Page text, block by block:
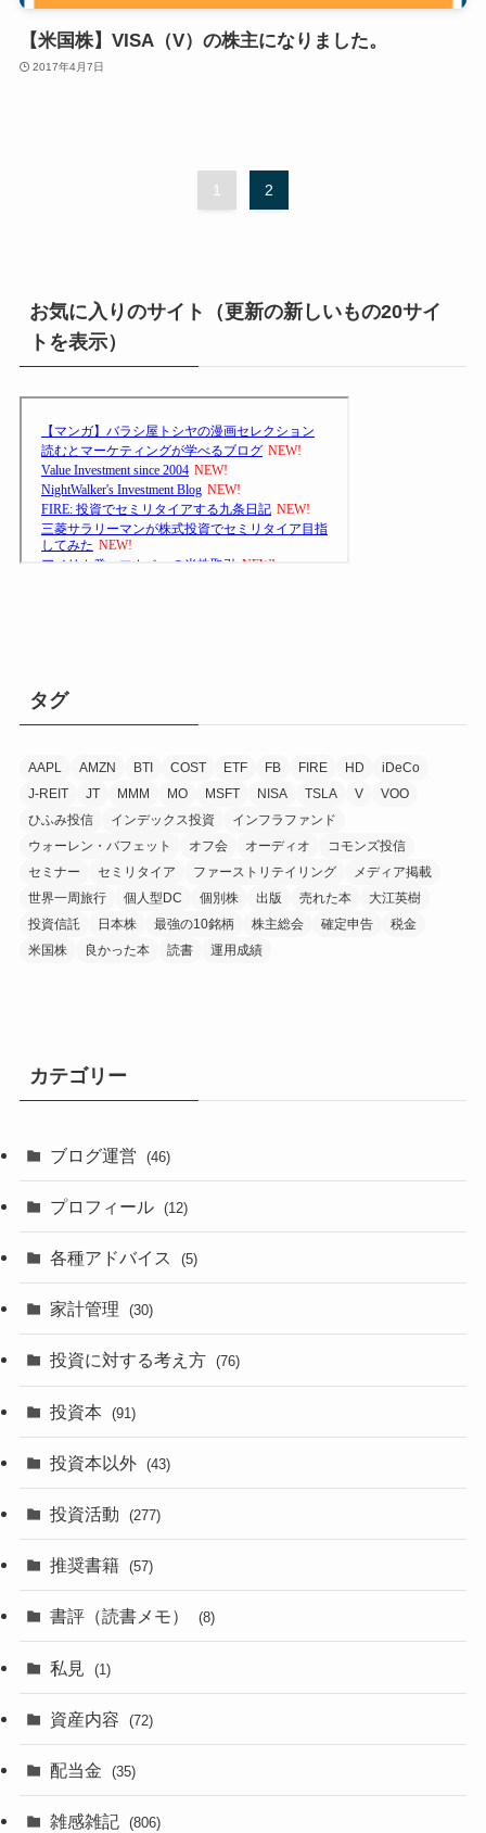
【米国株】VISA（V）の株主になりました。
2017年4月7日
1 2
お気に入りのサイト（更新の新しいもの20サイ
トを表示）
タグ
AAPL AMZN BTI COST ETF FB FIRE HD
iDeCo
J-REIT
JT MMM MO MSFT NISA TSLA V
VOO
ひふみ投信
インデックス投資
インフラファンド
ウォーレン・バフェット
オフ会 オーディオ
コモンズ投信
セミナー
セミリタイア ファーストリテイリング
メディア掲載
世界一周旅行
個人型DC 個別株 出版 売れた本
大江英樹
投資信託
日本株 最強の10銘柄 株主総会 確定申告
税金
米国株
良かった本 読書 運用成績
カテゴリー
ブログ運営 (46)
プロフィール (12)
各種アドバイス (5)
家計管理 (30)
投資に対する考え方 (76)
投資本 (91)
投資本以外 (43)
投資活動 (277)
推奨書籍 (57)
書評（読書メモ） (8)
私見 (1)
資産内容 (72)
配当金 (35)
雑感雑記 (806)